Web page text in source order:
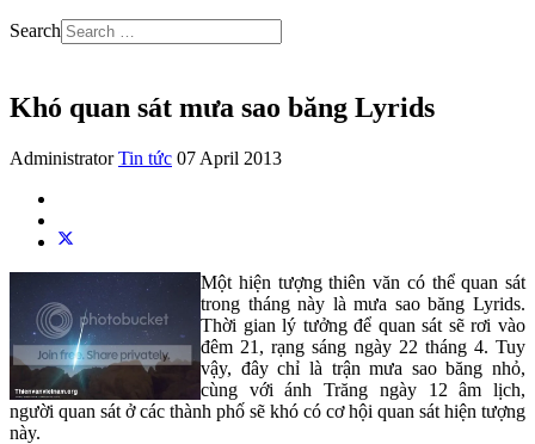
Search
Khó quan sát mưa sao băng Lyrids
Administrator Tin tức 07 April 2013
Một hiện tượng thiên văn có thể quan sát
trong tháng này là mưa sao băng Lyrids.
Thời gian lý tưởng để quan sát sẽ rơi vào
đêm 21, rạng sáng ngày 22 tháng 4. Tuy
vậy, đây chỉ là trận mưa sao băng nhỏ,
cùng với ánh Trăng ngày 12 âm lịch,
người quan sát ở các thành phố sẽ khó có cơ hội quan sát hiện tượng
này.